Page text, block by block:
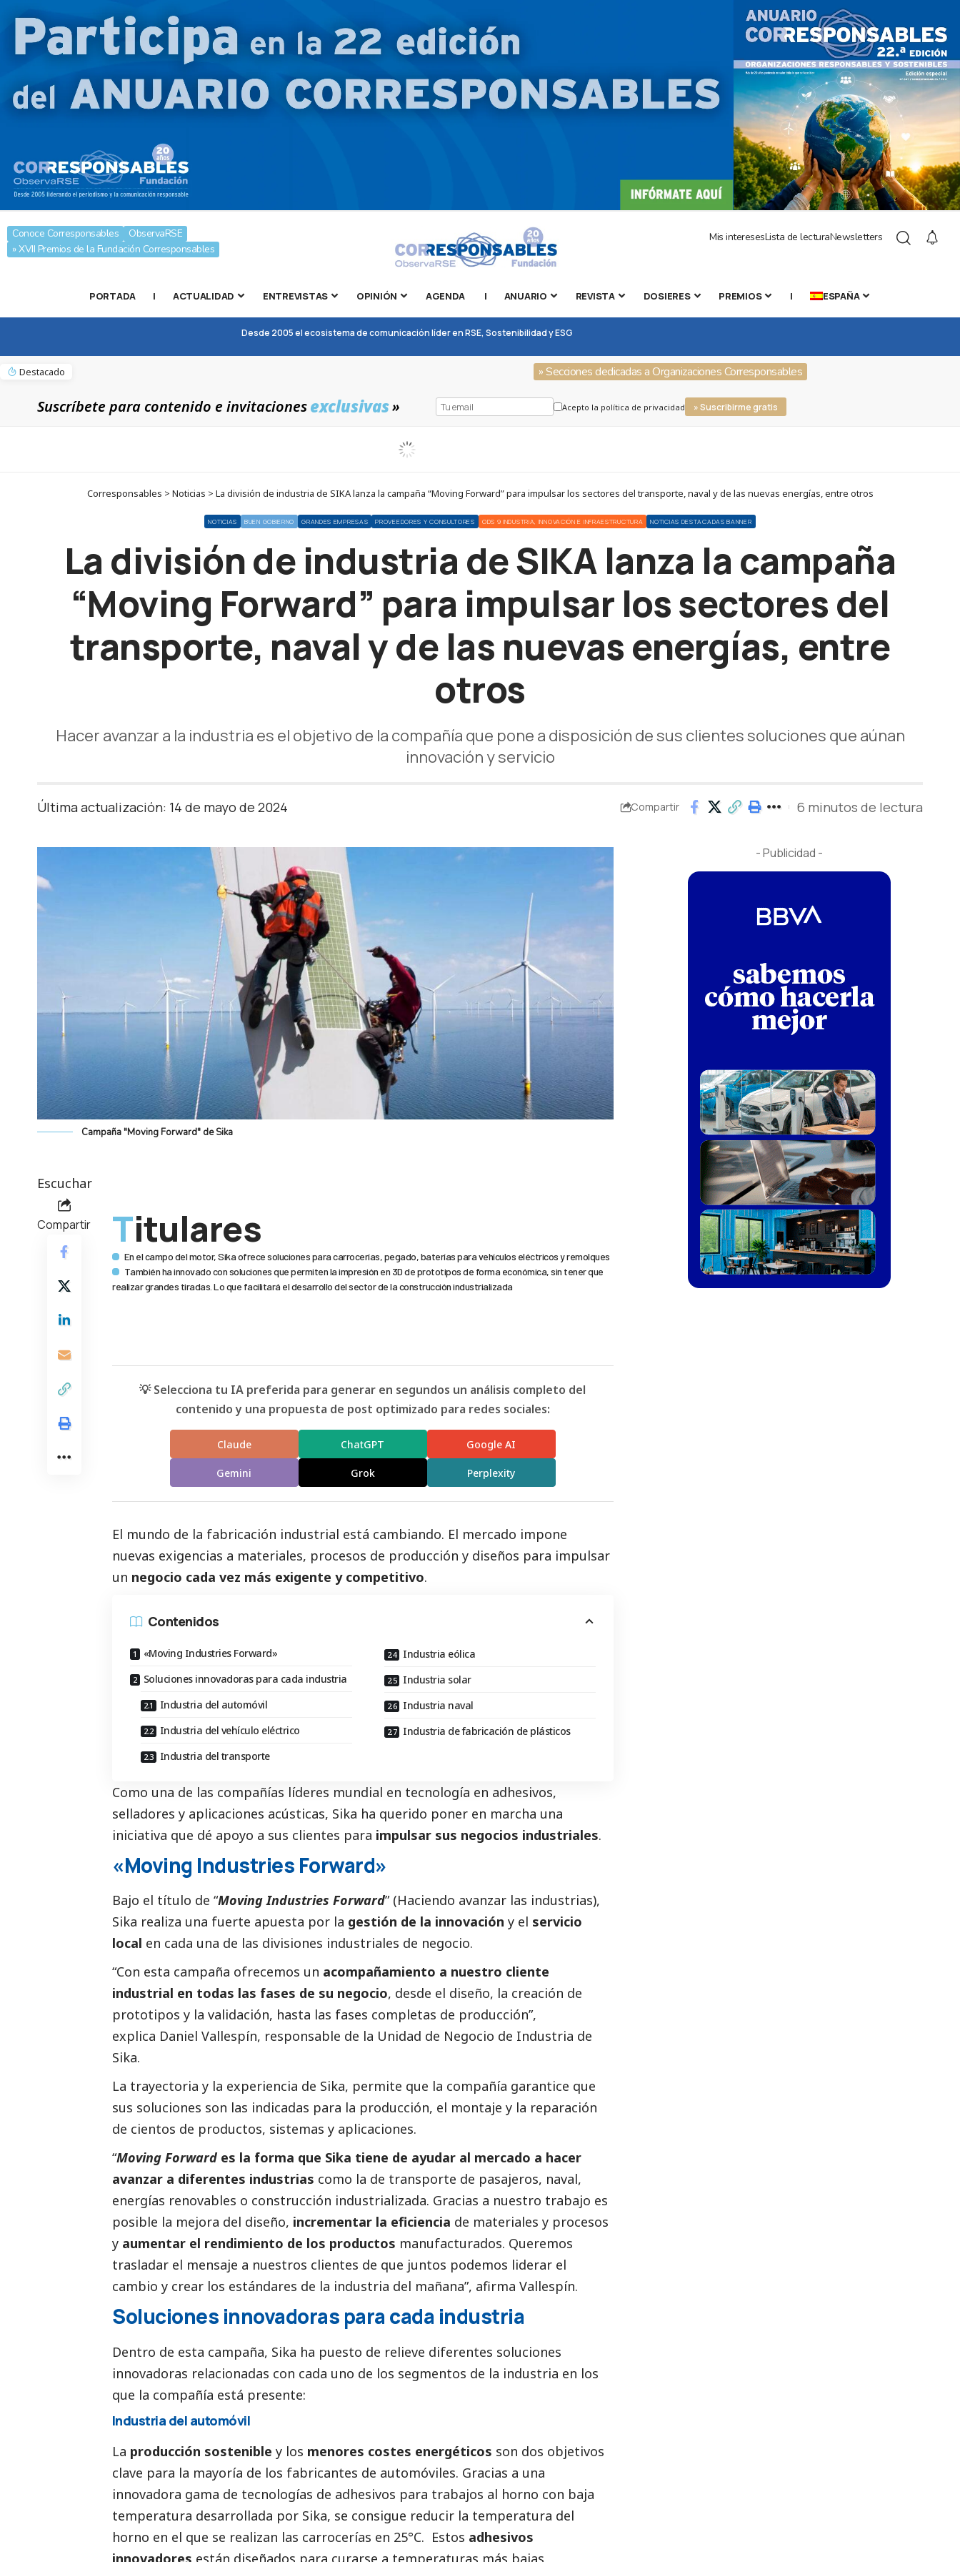
Conoce Corresponsables
ObservaRSE
» XVII Premios de la Fundación Corresponsables
Mis interesesLista de lecturaNewsletters
PORTADA | ACTUALIDAD ENTREVISTAS OPINIÓN AGENDA | ANUARIO REVISTA DOSIERES PREMIOS | ESPAÑA
Desde 2005 el ecosistema de comunicación líder en RSE, Sostenibilidad y ESG
Destacado » Secciones dedicadas a Organizaciones Corresponsables
Suscríbete para contenido e invitacionesexclusivas» Acepto la política de privacidad » Suscribirme gratis
Corresponsables > Noticias > La división de industria de SIKA lanza la campaña “Moving Forward” para impulsar los sectores del transporte, naval y de las nuevas energías, entre otros
NOTICIAS BUEN GOBIERNO GRANDES EMPRESAS PROVEEDORES Y CONSULTORES ODS 9 INDUSTRIA, INNOVACIÓN E INFRAESTRUCTURA NOTICIAS DESTACADAS BANNER
La división de industria de SIKA lanza la campaña
“Moving Forward” para impulsar los sectores del
transporte, naval y de las nuevas energías, entre
otros
Hacer avanzar a la industria es el objetivo de la compañía que pone a disposición de sus clientes soluciones que aúnan
innovación y servicio
Última actualización: 14 de mayo de 2024 Compartir 6 minutos de lectura
Campaña "Moving Forward" de Sika
Escuchar
Compartir Titulares
En el campo del motor, Sika ofrece soluciones para carrocerías, pegado, baterías para vehículos eléctricos y remolques
También ha innovado con soluciones que permiten la impresión en 3D de prototipos de forma económica, sin tener que
realizar grandes tiradas. Lo que facilitará el desarrollo del sector de la construcción industrializada
💡 Selecciona tu IA preferida para generar en segundos un análisis completo del
contenido y una propuesta de post optimizado para redes sociales:
Claude ChatGPT Google AI
Gemini Grok Perplexity
El mundo de la fabricación industrial está cambiando. El mercado impone
nuevas exigencias a materiales, procesos de producción y diseños para impulsar
un negocio cada vez más exigente y competitivo.
Contenidos
«Moving Industries Forward»
Soluciones innovadoras para cada industria
Industria del automóvil
Industria del vehículo eléctrico
Industria del transporte
Industria eólica
Industria solar
Industria naval
Industria de fabricación de plásticos
Como una de las compañías líderes mundial en tecnología en adhesivos,
selladores y aplicaciones acústicas, Sika ha querido poner en marcha una
iniciativa que dé apoyo a sus clientes para impulsar sus negocios industriales.
«Moving Industries Forward»
Bajo el título de “Moving Industries Forward” (Haciendo avanzar las industrias),
Sika realiza una fuerte apuesta por la gestión de la innovación y el servicio
local en cada una de las divisiones industriales de negocio.
“Con esta campaña ofrecemos un acompañamiento a nuestro cliente
industrial en todas las fases de su negocio, desde el diseño, la creación de
prototipos y la validación, hasta las fases completas de producción”,
explica Daniel Vallespín, responsable de la Unidad de Negocio de Industria de
Sika.
La trayectoria y la experiencia de Sika, permite que la compañía garantice que
sus soluciones son las indicadas para la producción, el montaje y la reparación
de cientos de productos, sistemas y aplicaciones.
“Moving Forward es la forma que Sika tiene de ayudar al mercado a hacer
avanzar a diferentes industrias como la de transporte de pasajeros, naval,
energías renovables o construcción industrializada. Gracias a nuestro trabajo es
posible la mejora del diseño, incrementar la eficiencia de materiales y procesos
y aumentar el rendimiento de los productos manufacturados. Queremos
trasladar el mensaje a nuestros clientes de que juntos podemos liderar el
cambio y crear los estándares de la industria del mañana”, afirma Vallespín.
Soluciones innovadoras para cada industria
Dentro de esta campaña, Sika ha puesto de relieve diferentes soluciones
innovadoras relacionadas con cada uno de los segmentos de la industria en los
que la compañía está presente:
Industria del automóvil
La producción sostenible y los menores costes energéticos son dos objetivos
clave para la mayoría de los fabricantes de automóviles. Gracias a una
innovadora gama de tecnologías de adhesivos para trabajos al horno con baja
temperatura desarrollada por Sika, se consigue reducir la temperatura del
horno en el que se realizan las carrocerías en 25°C. Estos adhesivos
innovadores están diseñados para curarse a temperaturas más bajas,
- Publicidad -